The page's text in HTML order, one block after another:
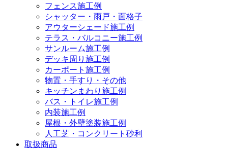
フェンス施工例
シャッター・雨戸・面格子
アウターシェード施工例
テラス・バルコニー施工例
サンルーム施工例
デッキ周り施工例
カーポート施工例
物置・手すり・その他
キッチンまわり施工例
バス・トイレ施工例
内装施工例
屋根・外壁塗装施工例
人工芝・コンクリート砂利
取扱商品